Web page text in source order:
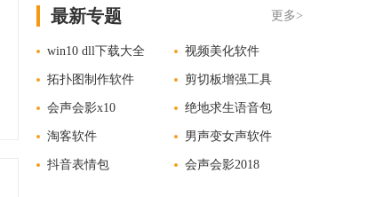
最新专题 更多>
win10 dll下载大全 视频美化软件
拓扑图制作软件 剪切板增强工具
会声会影x10 绝地求生语音包
淘客软件 男声变女声软件
抖音表情包 会声会影2018